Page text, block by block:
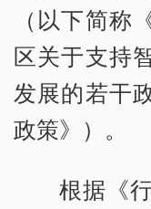
（以下简称
区关于支持
发展的若干
政策》）。
根据《